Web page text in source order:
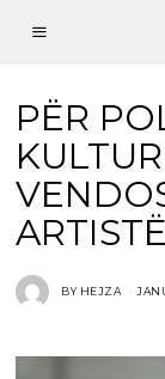
PËR
BY HEJZA